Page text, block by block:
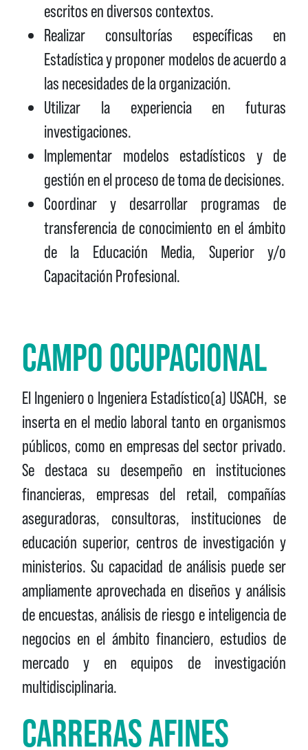
escritos en diversos contextos.
Realizar consultorías específicas en
Estadística y proponer modelos de acuerdo a
las necesidades de la organización.
Utilizar la experiencia en futuras
investigaciones.
Implementar modelos estadísticos y de
gestión en el proceso de toma de decisiones.
Coordinar y desarrollar programas de
transferencia de conocimiento en el ámbito
de la Educación Media, Superior y/o
Capacitación Profesional.
CAMPO OCUPACIONAL
El Ingeniero o Ingeniera Estadístico(a) USACH, se
inserta en el medio laboral tanto en organismos
públicos, como en empresas del sector privado.
Se destaca su desempeño en instituciones
financieras, empresas del retail, compañías
aseguradoras, consultoras, instituciones de
educación superior, centros de investigación y
ministerios. Su capacidad de análisis puede ser
ampliamente aprovechada en diseños y análisis
de encuestas, análisis de riesgo e inteligencia de
negocios en el ámbito financiero, estudios de
mercado y en equipos de investigación
multidisciplinaria.
CARRERAS AFINES